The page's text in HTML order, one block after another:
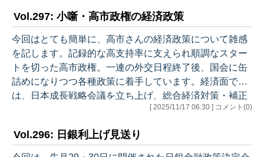
度は内需-0.2%、外需-0.2%と、内外需とも押し下げに寄
与しました。 先に外需について触れると、輸出が前期
比-1.2%（寄与度-0.3%）、輸入が前期比-0.1%（寄与度+
0.0%）。トランプ関税の影響で自動…
Vol.297: 小噺・高市政権の経済政策
今回はとても簡単に、高市さんの経済政策について雑感
を記します。記録的な高支持率に支えられ順調なスター
トを切った高市政権。一連の外交日程終了後、国会に缶
詰めになりつつ各種政策に着手しています。経済面で
は、日本成長戦略会議を立ち上げ、総合経済対策・補正
終わることを願うばかりです。なお、政策そのものでは
ありませんが、総理の体調も気掛かりです。安倍政権
[ 2025/11/17 06:30 ] コメント(0)
Vol.296: 日銀利上げ見送り